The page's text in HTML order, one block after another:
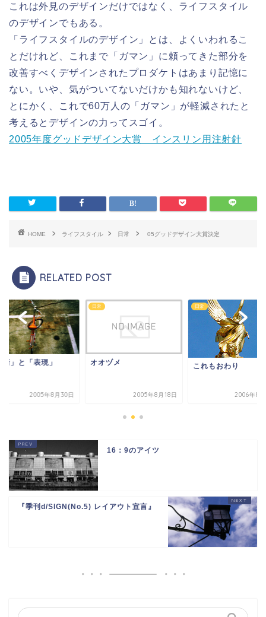
これは外見のデザインだけではなく、ライフスタイル
のデザインでもある。
「ライフスタイルのデザイン」とは、よくいわれるこ
とだけれど、これまで「ガマン」に頼ってきた部分を
改善すべくデザインされたプロダケトはあまり記憶に
ない。いや、気がついてないだけかも知れないけど、
とにかく、これで60万人の「ガマン」が軽減されたと
考えるとデザインの力ってスゴイ。
2005年度グッドデザイン大賞 インスリン用注射針
HOME ライフスタイル 日常 05グッドデザイン大賞決定
RELATED POST
術」と「表現」
2005年8月30日
日常
オオヅメ
2005年8月18日
日常
これもおわり
2006年8
16：9のアイツ
『季刊d/SIGN(No.5) レイアウト宣言』